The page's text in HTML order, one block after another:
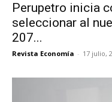
Perupetro inicia
seleccionar al
207...
Revista Economía - 17 julio,